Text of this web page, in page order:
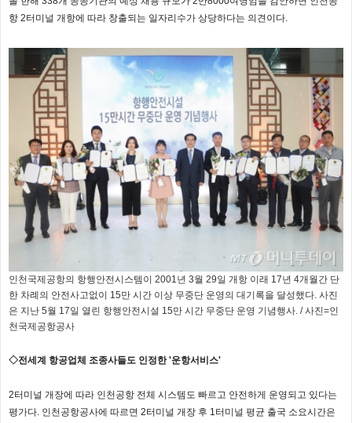
항 2터미널 개항에 따라 창출되는 일자리수가 상당하다는 의견이다.
인천국제공항의 항행안전시스템이 2001년 3월 29일 개항 이래 17년 4개월간 단
한 차례의 안전사고없이 15만 시간 이상 무중단 운영의 대기록을 달성했다. 사진
은 지난 5월 17일 열린 항행안전시설 15만 시간 무중단 운영 기념행사. / 사진=인
천국제공항공사
◇전세계 항공업체 조종사들도 인정한 '운항서비스'
2터미널 개장에 따라 인천공항 전체 시스템도 빠르고 안전하게 운영되고 있다는
평가다. 인천공항공사에 따르면 2터미널 개장 후 1터미널 평균 출국 소요시간은